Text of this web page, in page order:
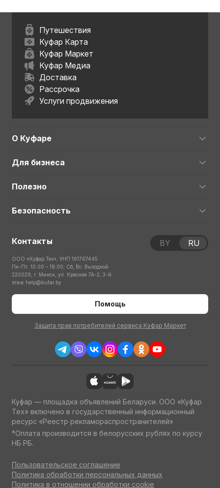
Путешествия
Куфар Карта
Куфар Маркет
Куфар Медиа
Доставка
Рассрочка
Услуги продвижения
О Куфаре
Для бизнеса
Полезно
Безопасность
Контакты
ООО «Куфар Тех», УНП 191767445
Пн-Пт: 10:00 – 18:00; Сб, Вс: Выходной
220029, г. Минск, ул. Красная 7А-2, 3-й
этаж help@kufar.by
Помощь
Защита прав потребителей сервиса Куфар Маркет
BY RU
Куфар — площадка объявлений Беларуси. ООО «Куфар
Тех» включено в государственный информационный
ресурс «Реестр рекламораспространителей»
*Оплата производится в белорусских рублях по курсу
НБ РБ.
Пользовательское соглашение
Политика обработки персональных данных
Политика в отношении обработки cookie